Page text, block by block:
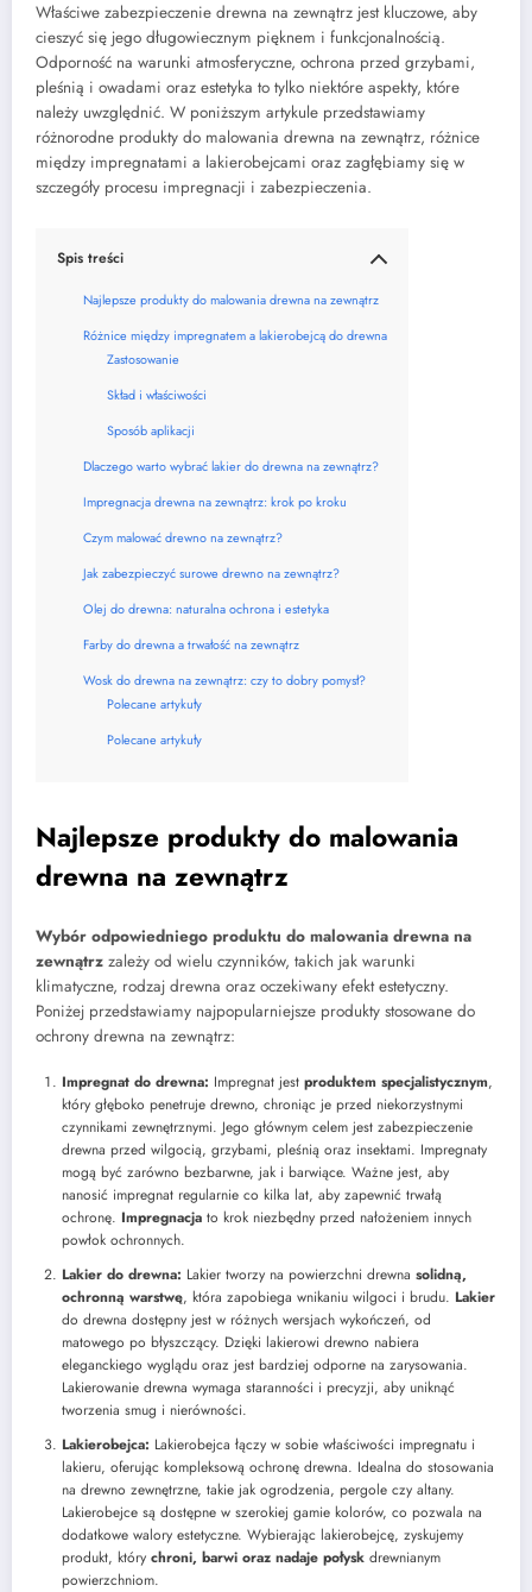
Właściwe zabezpieczenie drewna na zewnątrz jest kluczowe, aby
cieszyć się jego długowiecznym pięknem i funkcjonalnością.
Odporność na warunki atmosferyczne, ochrona przed grzybami,
pleśnią i owadami oraz estetyka to tylko niektóre aspekty, które
należy uwzględnić. W poniższym artykule przedstawiamy
różnorodne produkty do malowania drewna na zewnątrz, różnice
między impregnatami a lakierobejcami oraz zagłębiamy się w
szczegóły procesu impregnacji i zabezpieczenia.
Spis treści
Najlepsze produkty do malowania drewna na zewnątrz
Różnice między impregnatem a lakierobejcą do drewna
Zastosowanie
Skład i właściwości
Sposób aplikacji
Dlaczego warto wybrać lakier do drewna na zewnątrz?
Impregnacja drewna na zewnątrz: krok po kroku
Czym malować drewno na zewnątrz?
Jak zabezpieczyć surowe drewno na zewnątrz?
Olej do drewna: naturalna ochrona i estetyka
Farby do drewna a trwałość na zewnątrz
Wosk do drewna na zewnątrz: czy to dobry pomysł?
Polecane artykuły
Polecane artykuły
Najlepsze produkty do malowania
drewna na zewnątrz
Wybór odpowiedniego produktu do malowania drewna na
zewnątrz zależy od wielu czynników, takich jak warunki
klimatyczne, rodzaj drewna oraz oczekiwany efekt estetyczny.
Poniżej przedstawiamy najpopularniejsze produkty stosowane do
ochrony drewna na zewnątrz:
Impregnat do drewna: Impregnat jest produktem specjalistycznym,
który głęboko penetruje drewno, chroniąc je przed niekorzystnymi
czynnikami zewnętrznymi. Jego głównym celem jest zabezpieczenie
drewna przed wilgocią, grzybami, pleśnią oraz insektami. Impregnaty
mogą być zarówno bezbarwne, jak i barwiące. Ważne jest, aby
nanosić impregnat regularnie co kilka lat, aby zapewnić trwałą
ochronę. Impregnacja to krok niezbędny przed nałożeniem innych
powłok ochronnych.
Lakier do drewna: Lakier tworzy na powierzchni drewna solidną,
ochronną warstwę, która zapobiega wnikaniu wilgoci i brudu. Lakier
do drewna dostępny jest w różnych wersjach wykończeń, od
matowego po błyszczący. Dzięki lakierowi drewno nabiera
eleganckiego wyglądu oraz jest bardziej odporne na zarysowania.
Lakierowanie drewna wymaga staranności i precyzji, aby uniknąć
tworzenia smug i nierówności.
Lakierobejca: Lakierobejca łączy w sobie właściwości impregnatu i
lakieru, oferując kompleksową ochronę drewna. Idealna do stosowania
na drewno zewnętrzne, takie jak ogrodzenia, pergole czy altany.
Lakierobejce są dostępne w szerokiej gamie kolorów, co pozwala na
dodatkowe walory estetyczne. Wybierając lakierobejcę, zyskujemy
produkt, który chroni, barwi oraz nadaje połysk drewnianym
powierzchniom.